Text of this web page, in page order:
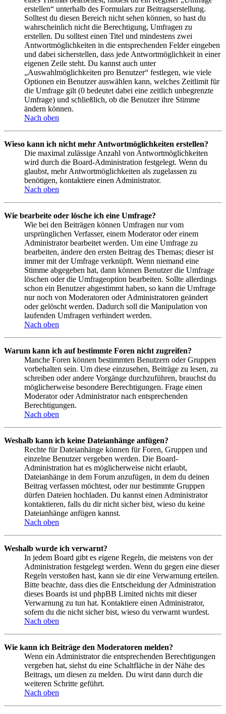
erstellen“ unterhalb des Formulars zur Beitragserstellung.
Solltest du diesen Bereich nicht sehen können, so hast du
wahrscheinlich nicht die Berechtigung, Umfragen zu
erstellen. Du solltest einen Titel und mindestens zwei
Antwortmöglichkeiten in die entsprechenden Felder eingeben
und dabei sicherstellen, dass jede Antwortmöglichkeit in einer
eigenen Zeile steht. Du kannst auch unter
„Auswahlmöglichkeiten pro Benutzer“ festlegen, wie viele
Optionen ein Benutzer auswählen kann, welches Zeitlimit für
die Umfrage gilt (0 bedeutet dabei eine zeitlich unbegrenzte
Umfrage) und schließlich, ob die Benutzer ihre Stimme
ändern können.
Nach oben
Wieso kann ich nicht mehr Antwortmöglichkeiten erstellen?
Die maximal zulässige Anzahl von Antwortmöglichkeiten
wird durch die Board-Administration festgelegt. Wenn du
glaubst, mehr Antwortmöglichkeiten als zugelassen zu
benötigen, kontaktiere einen Administrator.
Nach oben
Wie bearbeite oder lösche ich eine Umfrage?
Wie bei den Beiträgen können Umfragen nur vom
ursprünglichen Verfasser, einem Moderator oder einem
Administrator bearbeitet werden. Um eine Umfrage zu
bearbeiten, ändere den ersten Beitrag des Themas; dieser ist
immer mit der Umfrage verknüpft. Wenn niemand eine
Stimme abgegeben hat, dann können Benutzer die Umfrage
löschen oder die Umfrageoption bearbeiten. Sollte allerdings
schon ein Benutzer abgestimmt haben, so kann die Umfrage
nur noch von Moderatoren oder Administratoren geändert
oder gelöscht werden. Dadurch soll die Manipulation von
laufenden Umfragen verhindert werden.
Nach oben
Warum kann ich auf bestimmte Foren nicht zugreifen?
Manche Foren können bestimmten Benutzern oder Gruppen
vorbehalten sein. Um diese einzusehen, Beiträge zu lesen, zu
schreiben oder andere Vorgänge durchzuführen, brauchst du
möglicherweise besondere Berechtigungen. Frage einen
Moderator oder Administrator nach entsprechenden
Berechtigungen.
Nach oben
Weshalb kann ich keine Dateianhänge anfügen?
Rechte für Dateianhänge können für Foren, Gruppen und
einzelne Benutzer vergeben werden. Die Board-
Administration hat es möglicherweise nicht erlaubt,
Dateianhänge in dem Forum anzufügen, in dem du deinen
Beitrag verfassen möchtest, oder nur bestimmte Gruppen
dürfen Dateien hochladen. Du kannst einen Administrator
kontaktieren, falls du dir nicht sicher bist, wieso du keine
Dateianhänge anfügen kannst.
Nach oben
Weshalb wurde ich verwarnt?
In jedem Board gibt es eigene Regeln, die meistens von der
Administration festgelegt werden. Wenn du gegen eine dieser
Regeln verstoßen hast, kann sie dir eine Verwarnung erteilen.
Bitte beachte, dass dies die Entscheidung der Administration
dieses Boards ist und phpBB Limited nichts mit dieser
Verwarnung zu tun hat. Kontaktiere einen Administrator,
sofern du die nicht sicher bist, wieso du verwarnt wurdest.
Nach oben
Wie kann ich Beiträge den Moderatoren melden?
Wenn ein Administrator die entsprechenden Berechtigungen
vergeben hat, siehst du eine Schaltfläche in der Nähe des
Beitrags, um diesen zu melden. Du wirst dann durch die
weiteren Schritte geführt.
Nach oben